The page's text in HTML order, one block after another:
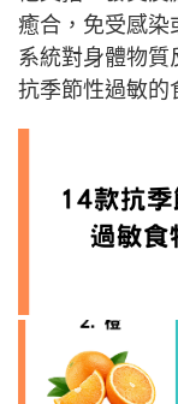
癒合，免受感染
系統對身體物質
抗季節性過敏的